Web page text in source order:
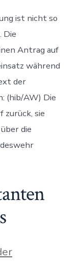
das
ist nicht so
Die
Antrag auf
während
der
(hib/AW) Die
zurück, sie
die